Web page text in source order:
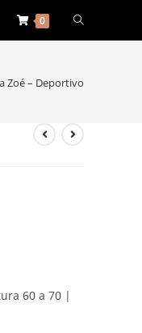
0
Zoé – Deportivo
60 a 70 |